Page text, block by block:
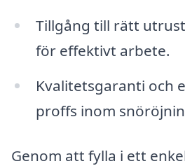
Tillgång till rätt
för effektivt arbete.
Kvalitetsgaranti och
proffs inom
Genom att fylla i ett